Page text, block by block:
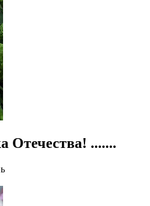
Отечества! .......